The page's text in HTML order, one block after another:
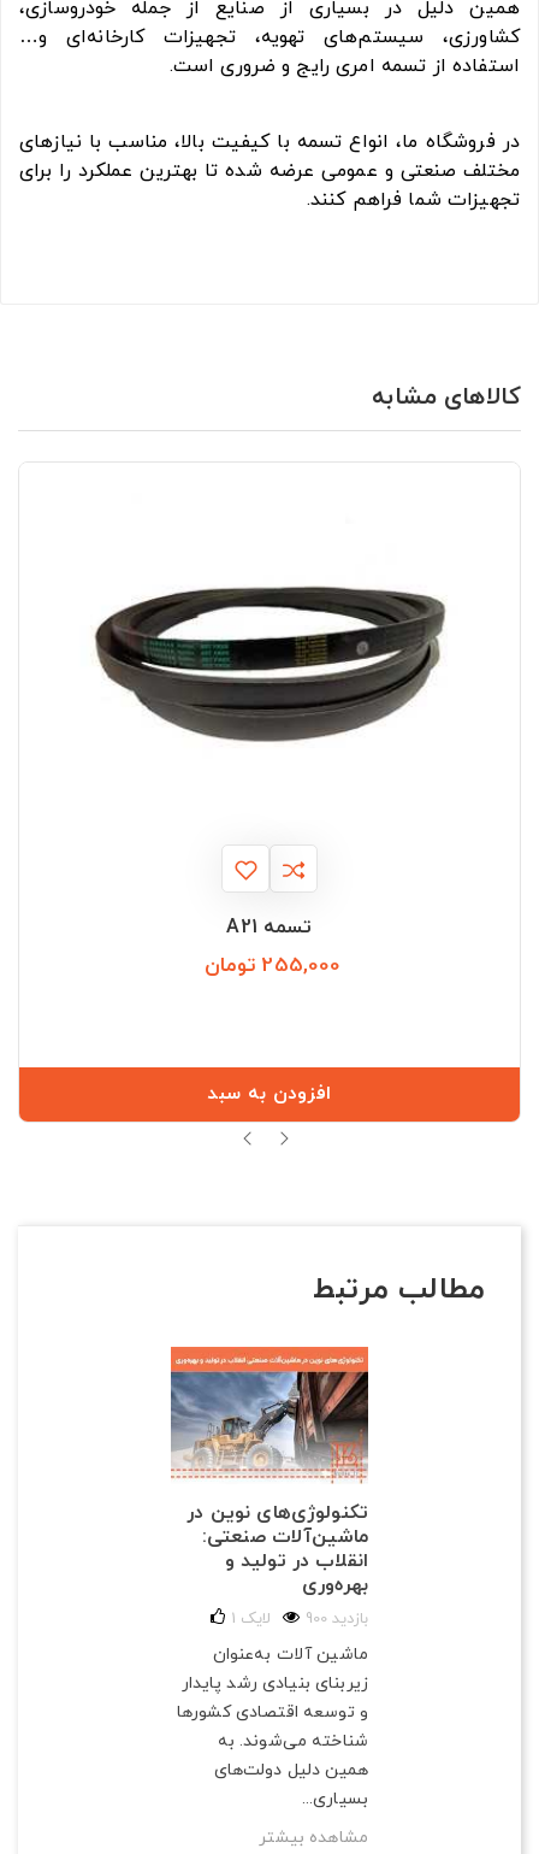
همین دلیل در بسیاری از صنایع از جمله خودروسازی،
کشاورزی، سیستم‌های تهویه، تجهیزات کارخانه‌ای و…
استفاده از تسمه امری رایج و ضروری است.
در فروشگاه ما، انواع تسمه با کیفیت بالا، مناسب با نیازهای
مختلف صنعتی و عمومی عرضه شده تا بهترین عملکرد را برای
تجهیزات شما فراهم کنند.
کالاهای مشابه
تسمه A21
255,000 تومان
افزودن به سبد
مطالب مرتبط
تکنولوژی‌های نوین در
ماشین‌آلات صنعتی:
انقلاب در تولید و
بهره‌وری
900 بازدید 1 لایک
ماشین آلات به‌عنوان
زیربنای بنیادی رشد پایدار
و توسعه اقتصادی کشورها
شناخته می‌شوند. به
همین دلیل دولت‌های
بسیاری...
مشاهده بیشتر